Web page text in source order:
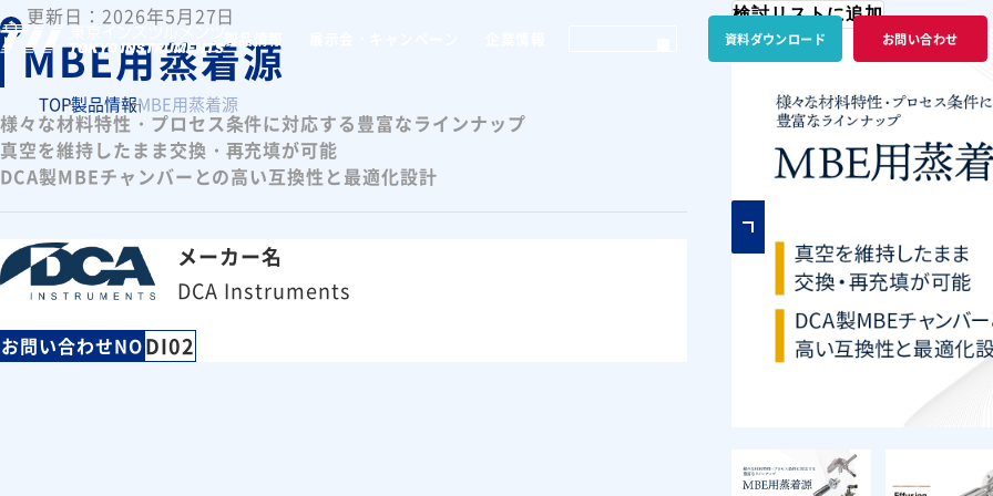
製品情報 資料ダウンロード お問い合わせ
TOP製品情報MBE用蒸着源
更新日：2026年5月27日
MBE用蒸着源
様々な材料特性・プロセス条件に対応する豊富なラインナップ
真空を維持したまま交換・再充填が可能
DCA製MBEチャンバーとの高い互換性と最適化設計
メーカー名
DCA Instruments
お問い合わせNODI02
検討リストに追加